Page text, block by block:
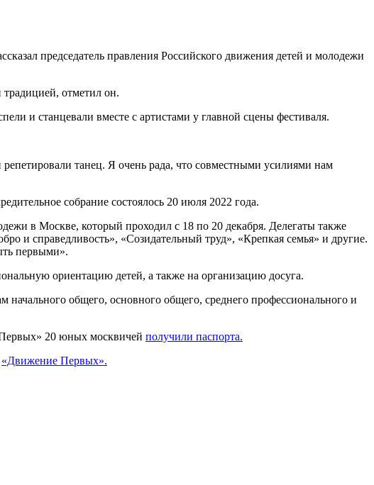
председатель правления Российского движения детей и молодежи
отметил он.
и станцевали вместе с артистами у главной сцены фестиваля.
танец. Я очень рада, что совместными усилиями нам
собрание состоялось 20 июля 2022 года.
в Москве, который проходил с 18 по 20 декабря. Делегаты также
и справедливость», «Созидательный труд», «Крепкая семья» и другие.
первыми».
ориентацию детей, а также на организацию досуга.
общего, основного общего, среднего профессионального и
20 юных москвичей получили паспорта.
«Движение Первых».